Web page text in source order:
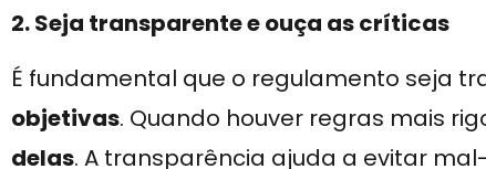
2. Seja transparente e ouça as críticas
É fundamental que o regulamento seja
objetivas. Quando houver regras mais
delas. A transparência ajuda a evitar